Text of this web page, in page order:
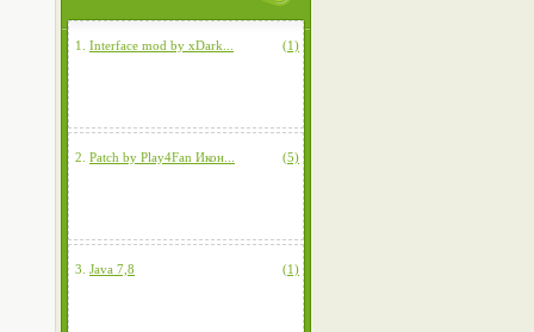
1. Interface mod by xDark... (1)
2. Patch by Play4Fan Икон... (5)
3. Java 7,8 (1)